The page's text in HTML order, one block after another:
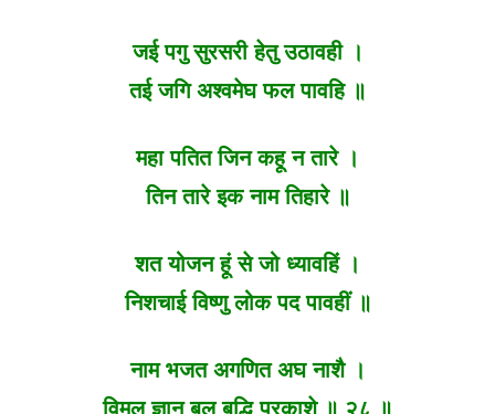
जई पगु सुरसरी हेतु उठावही ।
तई जगि अश्वमेघ फल पावहि ॥
महा पतित जिन कहू न तारे ।
तिन तारे इक नाम तिहारे ॥
शत योजन हूं से जो ध्यावहिं ।
निशचाई विष्णु लोक पद पावहीं ॥
नाम भजत अगणित अघ नाशै ।
विमल ज्ञान बल बुद्धि प्रकाशे ॥ २८ ॥